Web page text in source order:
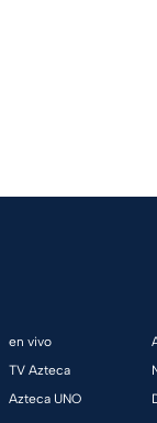
en vivo
TV Azteca
Azteca UNO